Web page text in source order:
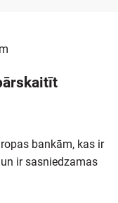
bankām, kas ir
ir sasniedzamas